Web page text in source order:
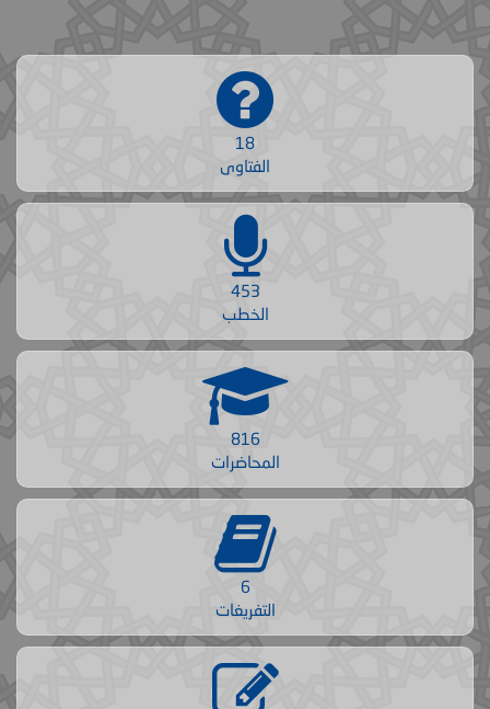
18
الفتاوى
453
الخطب
816
المحاضرات
6
التفريغات